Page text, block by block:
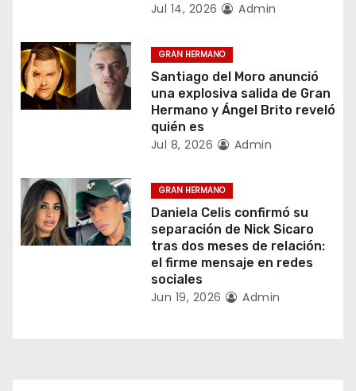
d
e
e
t
r
a
Jul 14, 2026 Admin
GRAN HERMANO
Santiago del Moro anunció
una explosiva salida de Gran
Hermano y Ángel Brito reveló
quién es
Jul 8, 2026 Admin
GRAN HERMANO
Daniela Celis confirmó su
separación de Nick Sicaro
tras dos meses de relación:
el firme mensaje en redes
sociales
Jun 19, 2026 Admin